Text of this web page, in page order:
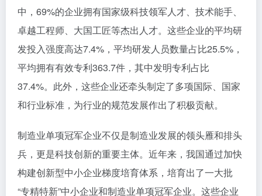
中，69%的企业拥有国家级科技领军人才、技术能手、
卓越工程师、大国工匠等杰出人才。这些企业的平均研
发投入强度高达7.4%，平均研发人员数量占比25.5%，
平均拥有有效专利363.7件，其中发明专利占比
37.4%。此外，这些企业还牵头制定了多项国际、国家
和行业标准，为行业的规范发展作出了积极贡献。
制造业单项冠军企业不仅是制造业发展的领头雁和排头
兵，更是科技创新的重要主体。近年来，我国通过加快
构建创新型中小企业梯度培育体系，培育出了一大批
“专精特新”中小企业和制造业单项冠军企业。这些企业